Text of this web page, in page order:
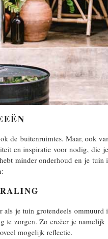
de buitenruimtes. Maar, ook
en inspiratie voor nodig, die
minder onderhoud en je
je tuin grotendeels
te zorgen. Zo creëer je
mogelijk reflectie.